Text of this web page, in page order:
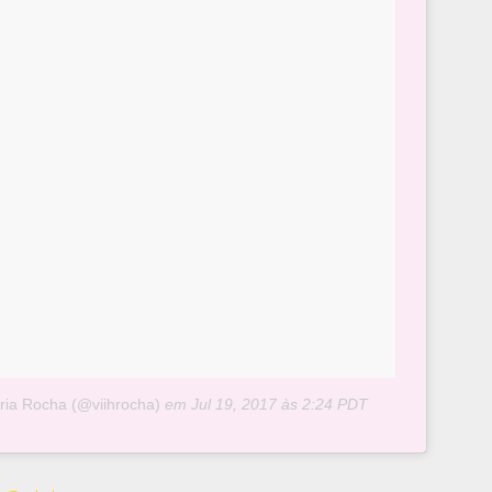
Rocha (@viihrocha) em Jul 19, 2017 às 2:24 PDT